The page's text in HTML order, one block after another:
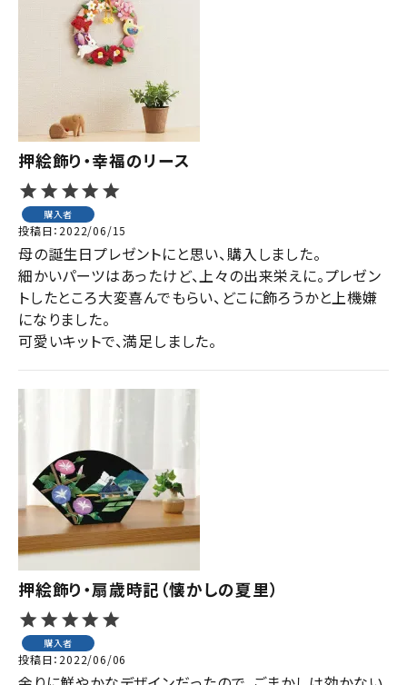
押絵飾り・幸福のリース
購入者
投稿日 2022/06/15
母の誕生日プレゼントにと思い、購入しました。
細かいパーツはあったけど、上々の出来栄えに。プレゼン
トしたところ大変喜んでもらい、どこに飾ろうかと上機嫌
になりました。
可愛いキットで、満足しました。
押絵飾り・扇歳時記（懐かしの夏里）
購入者
投稿日 2022/06/06